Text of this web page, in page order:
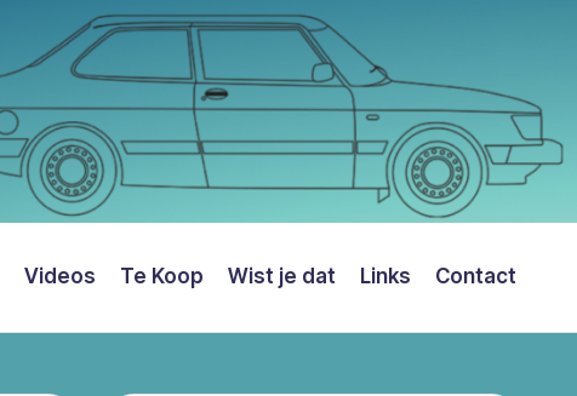
Videos Te Koop Wist je dat Links Contact